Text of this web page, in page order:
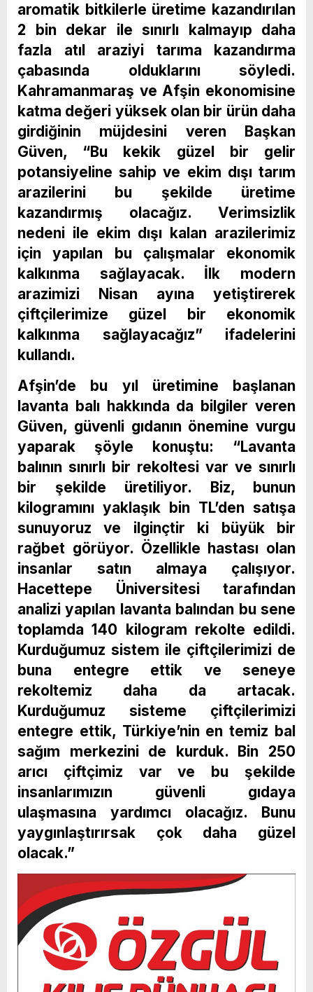
aromatik bitkilerle üretime kazandırılan
2 bin dekar ile sınırlı kalmayıp daha
fazla atıl araziyi tarıma kazandırma
çabasında olduklarını söyledi.
Kahramanmaraş ve Afşin ekonomisine
katma değeri yüksek olan bir ürün daha
girdiğinin müjdesini veren Başkan
Güven, “Bu kekik güzel bir gelir
potansiyeline sahip ve ekim dışı tarım
arazilerini bu şekilde üretime
kazandırmış olacağız. Verimsizlik
nedeni ile ekim dışı kalan arazilerimiz
için yapılan bu çalışmalar ekonomik
kalkınma sağlayacak. İlk modern
arazimizi Nisan ayına yetiştirerek
çiftçilerimize güzel bir ekonomik
kalkınma sağlayacağız” ifadelerini
kullandı.
Afşin’de bu yıl üretimine başlanan
lavanta balı hakkında da bilgiler veren
Güven, güvenli gıdanın önemine vurgu
yaparak şöyle konuştu: “Lavanta
balının sınırlı bir rekoltesi var ve sınırlı
bir şekilde üretiliyor. Biz, bunun
kilogramını yaklaşık bin TL’den satışa
sunuyoruz ve ilginçtir ki büyük bir
rağbet görüyor. Özellikle hastası olan
insanlar satın almaya çalışıyor.
Hacettepe Üniversitesi tarafından
analizi yapılan lavanta balından bu sene
toplamda 140 kilogram rekolte edildi.
Kurduğumuz sistem ile çiftçilerimizi de
buna entegre ettik ve seneye
rekoltemiz daha da artacak.
Kurduğumuz sisteme çiftçilerimizi
entegre ettik, Türkiye’nin en temiz bal
sağım merkezini de kurduk. Bin 250
arıcı çiftçimiz var ve bu şekilde
insanlarımızın güvenli gıdaya
ulaşmasına yardımcı olacağız. Bunu
yaygınlaştırırsak çok daha güzel
olacak.”